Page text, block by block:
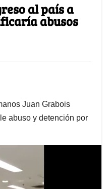
al país a
abusos
Juan Grabois
abuso y detención por